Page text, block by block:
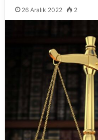
26 Aralık 2022 2